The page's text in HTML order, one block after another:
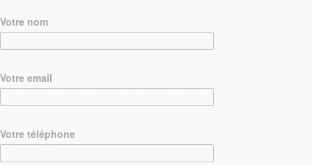
Votre nom
Votre email
Votre téléphone